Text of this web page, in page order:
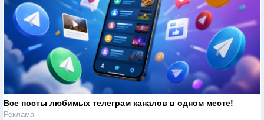
Все посты любимых телеграм каналов в одном месте!
Реклама